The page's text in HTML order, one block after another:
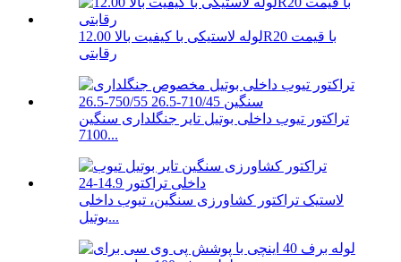
لوله لاستیکی با کیفیت بالا 12.00R20 با قیمت
رقابتی
تراکتور تیوب داخلی بوتیل تایر جنگلداری سنگین
7100...
لاستیک تراکتور کشاورزی سنگین، تیوب داخلی
بوتیل...